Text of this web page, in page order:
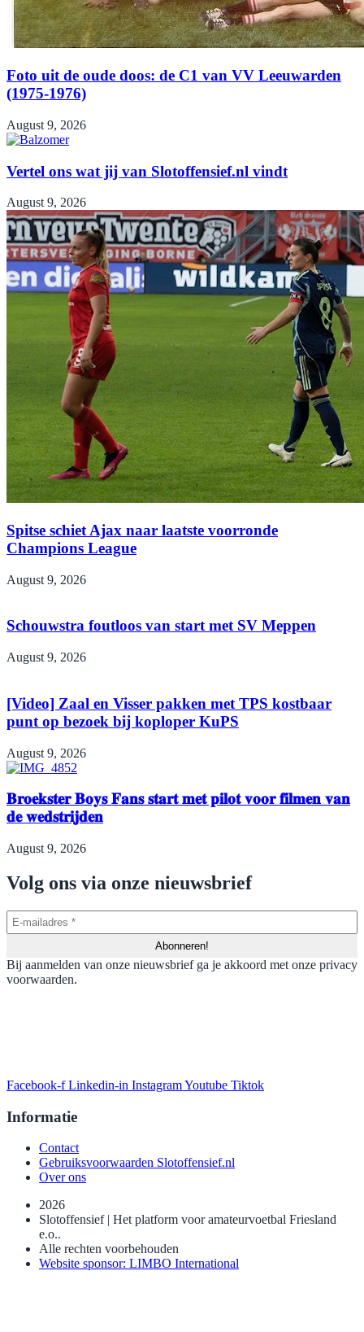
Foto uit de oude doos: de C1 van VV Leeuwarden
(1975-1976)
August 9, 2026
Vertel ons wat jij van Slotoffensief.nl vindt
August 9, 2026
Spitse schiet Ajax naar laatste voorronde
Champions League
August 9, 2026
Schouwstra foutloos van start met SV Meppen
August 9, 2026
[Video] Zaal en Visser pakken met TPS kostbaar
punt op bezoek bij koploper KuPS
August 9, 2026
𝐁𝐫𝐨𝐞𝐤𝐬𝐭𝐞𝐫 𝐁𝐨𝐲𝐬 𝐅𝐚𝐧𝐬 𝐬𝐭𝐚𝐫𝐭 𝐦𝐞𝐭 𝐩𝐢𝐥𝐨𝐭 𝐯𝐨𝐨𝐫 𝐟𝐢𝐥𝐦𝐞𝐧 𝐯𝐚𝐧
𝐝𝐞 𝐰𝐞𝐝𝐬𝐭𝐫𝐢𝐣𝐝𝐞𝐧
August 9, 2026
Volg ons via onze nieuwsbrief
Bij aanmelden van onze nieuwsbrief ga je akkoord met onze privacy
voorwaarden.
Facebook-f Linkedin-in InstagramYoutube Tiktok
Informatie
Contact
Gebruiksvoorwaarden Slotoffensief.nl
Over ons
2026
Slotoffensief | Het platform voor amateurvoetbal Friesland
e.o..
Alle rechten voorbehouden
Website sponsor: LIMBO International